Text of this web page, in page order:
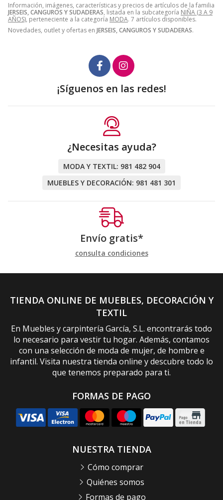
Información, imágenes, características y precios de artículos de la familia
JERSEIS, CANGUROS Y SUDADERAS, listada en la subcategoría NIÑA (3 A 9
AÑOS), perteneciente a la categoría MODA. 7 artículos disponibles.
Novedades, outlet y ofertas en JERSEIS, CANGUROS Y SUDADERAS.
¡Síguenos en las redes!
¿Necesitas ayuda?
MODA Y TEXTIL: 981 482 904
MUEBLES Y DECORACIÓN: 981 481 301
Envío gratis*
consulta condiciones
TIENDA ONLINE DE MUEBLES, DECORACIÓN Y
TEXTIL
En Muebles y carpintería García, S.L. encontrarás todo
lo necesario para vestir tu hogar. Además, contamos
con una selección de moda de mujer, de hombre e
infantil. Visita nuestra tienda online y descubre todo lo
que tenemos preparado para ti.
FORMAS DE PAGO
NUESTRA TIENDA
Cómo comprar
Quiénes somos
Formas de pago